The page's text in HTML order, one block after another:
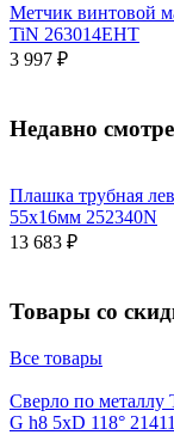
Метчик винтовой
TiN 263014EHT
3 997 ₽
Недавно
Плашка трубная
55x16мм 252340N
13 683 ₽
Товары со
Все товары
Сверло по металлу
G h8 5xD 118°